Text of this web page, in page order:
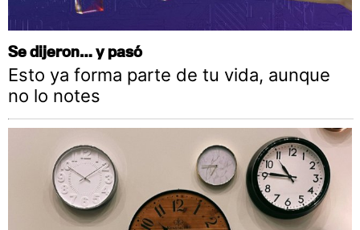
Se dijeron… y pasó
Esto ya forma parte de tu vida, aunque
no lo notes